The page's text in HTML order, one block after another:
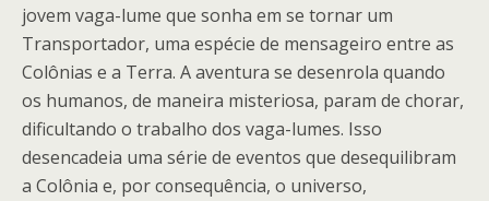
jovem vaga-lume que sonha em se tornar um
Transportador, uma espécie de mensageiro entre as
Colônias e a Terra. A aventura se desenrola quando
os humanos, de maneira misteriosa, param de chorar,
dificultando o trabalho dos vaga-lumes. Isso
desencadeia uma série de eventos que desequilibram
a Colônia e, por consequência, o universo,